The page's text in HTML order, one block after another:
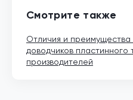
Смотрите также
Отличия и преимущества
доводчиков
производителей